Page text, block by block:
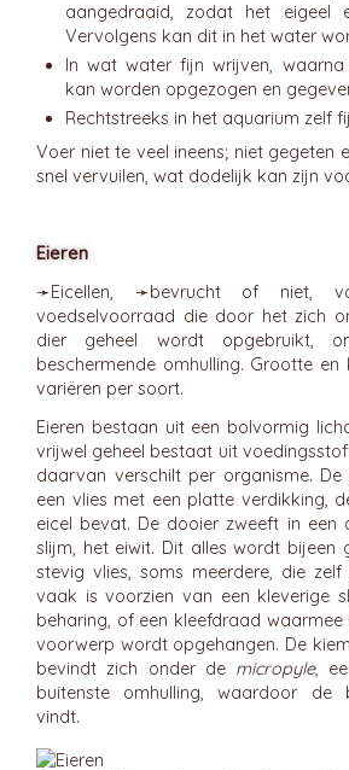
aangedraaid, zodat het eigeel
Vervolgens kan dit in het water
In wat water fijn wrijven,
kan worden opgezogen en
Rechtstreeks in het aquarium zelf
Voer niet te veel ineens; niet gegeten
snel vervuilen, wat dodelijk kan zijn
Eieren
➛Eicellen, ➛bevruchtof niet,
voedselvoorraad die door het zich
dier geheel wordt opgebruikt,
beschermende omhulling. Grootte en
variëren per soort.
Eieren bestaan uit een bolvormig
vrijwel geheel bestaat uit
daarvan verschilt per organisme.
een vlies met een platte verdikking,
eicel bevat. De dooier zweeft in een
slijm, het eiwit. Dit alles wordt bijeen
stevig vlies, soms meerdere, die
vaak is voorzien van een kleverige
beharing, of een kleefdraad
voorwerp wordt opgehangen. De
bevindt zich onder de micropyle,
buitenste omhulling, waardoor de
vindt.